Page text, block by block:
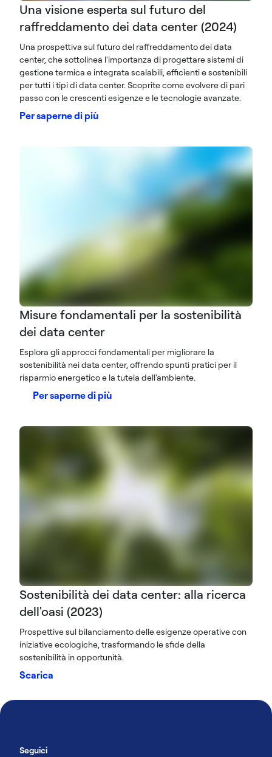
Una visione esperta sul futuro del
raffreddamento dei data center (2024)
Una prospettiva sul futuro del raffreddamento dei data
center, che sottolinea l'importanza di progettare sistemi di
gestione termica e integrata scalabili, efficienti e sostenibili
per tutti i tipi di data center. Scoprite come evolvere di pari
passo con le crescenti esigenze e le tecnologie avanzate.
Per saperne di più
Misure fondamentali per la sostenibilità
dei data center
Esplora gli approcci fondamentali per migliorare la
sostenibilità nei data center, offrendo spunti pratici per il
risparmio energetico e la tutela dell'ambiente.
Per saperne di più
Sostenibilità dei data center: alla ricerca
dell'oasi (2023)
Prospettive sul bilanciamento delle esigenze operative con
iniziative ecologiche, trasformando le sfide della
sostenibilità in opportunità.
Scarica
Seguici